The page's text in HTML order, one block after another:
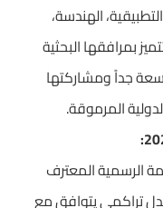
الهندسة،
بمرافقها البحثية
جداً ومشاركتها
المرموقة.
الرسمية المعترف
تراكمي يتوافق مع